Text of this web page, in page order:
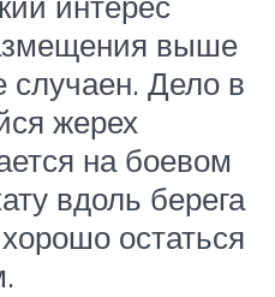
выше
случаен. Дело в
жерех
на боевом
вдоль берега
остаться